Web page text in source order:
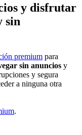
y disfrutar
sin
premium para
sin anuncios y
y segura
a ninguna otra
.